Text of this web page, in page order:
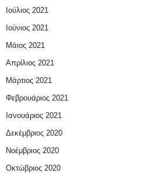
Ιούλιος 2021
Ιούνιος 2021
Μάιος 2021
Απρίλιος 2021
Μάρτιος 2021
Φεβρουάριος 2021
Ιανουάριος 2021
Δεκέμβριος 2020
Νοέμβριος 2020
Οκτώβριος 2020